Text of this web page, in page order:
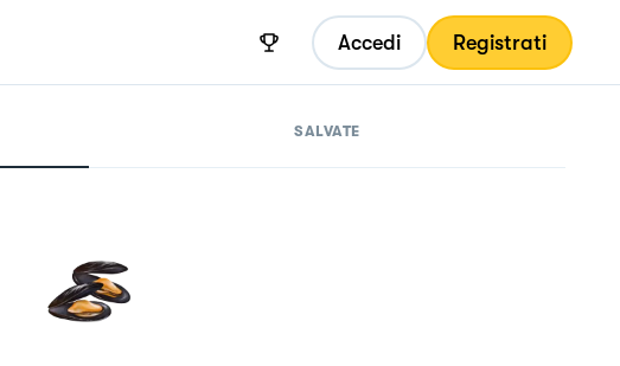
Accedi Registrati
SALVATE